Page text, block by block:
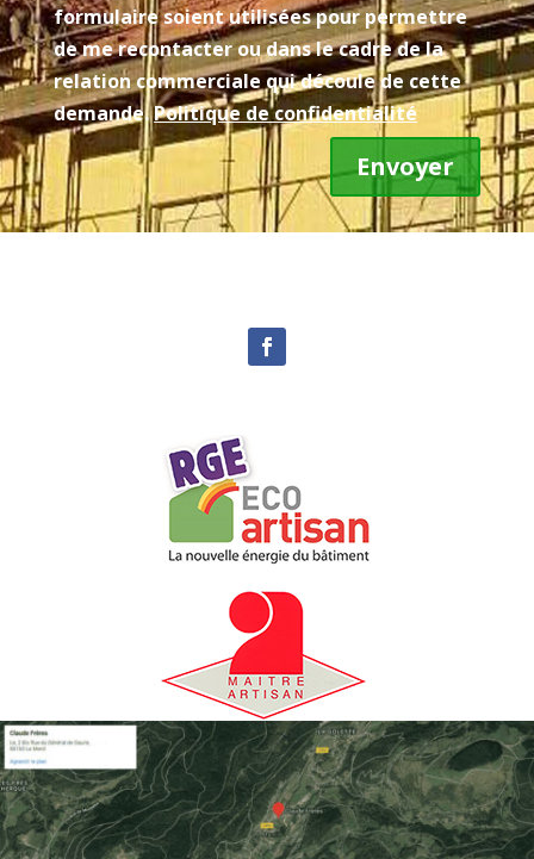
formulaire soient utilisées pour permettre
de me recontacter ou dans le cadre de la
relation commerciale qui découle de cette
demande.Politique de confidentialité
Envoyer